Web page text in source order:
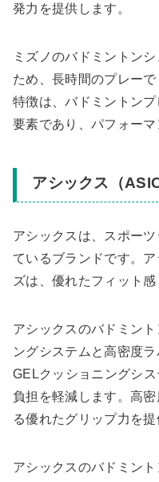
発力を提供します。
ミズノのバドミントン
ため、長時間のプレー
特徴は、バドミントン
要素であり、パフォーマ
アシックス（
アシックスは、スポー
ているブランドです。
ズは、優れたフィット
アシックスのバドミン
ングシステムと高密度
GELクッショニングシ
負担を軽減します。高
る優れたグリップ力を提
アシックスのバドミン